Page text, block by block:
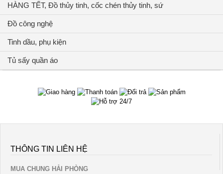
HÀNG TẾT, Đồ thủy tinh, cốc chén thủy tinh, sứ
Đồ công nghệ
Tinh dầu, phụ kiện
Tủ sấy quần áo
THÔNG TIN LIÊN HỆ
MUA CHUNG HẢI PHÒNG